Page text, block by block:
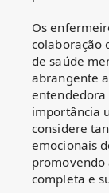
Os
colaboração
de saúde
abrangente
importância
considere
emocionais
promovendo
completa e